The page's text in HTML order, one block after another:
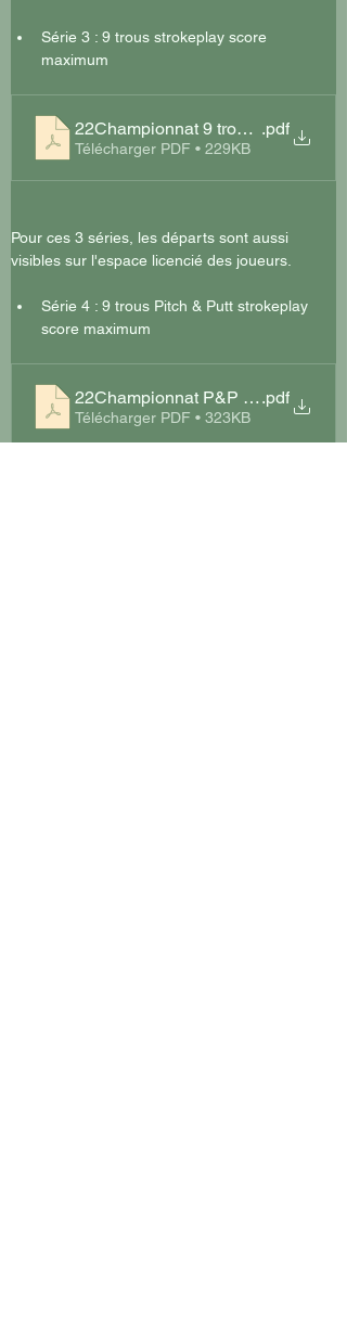
Série 3 : 9 trous strokeplay score
maximum
22Championnat 9 trous 2022
.pdf
Télécharger PDF • 229KB
Pour ces 3 séries, les départs sont aussi
visibles sur l'espace licencié des joueurs.
Série 4 : 9 trous Pitch & Putt strokeplay
score maximum
22Championnat P&P 2022 Départs
.pdf
Télécharger PDF • 323KB